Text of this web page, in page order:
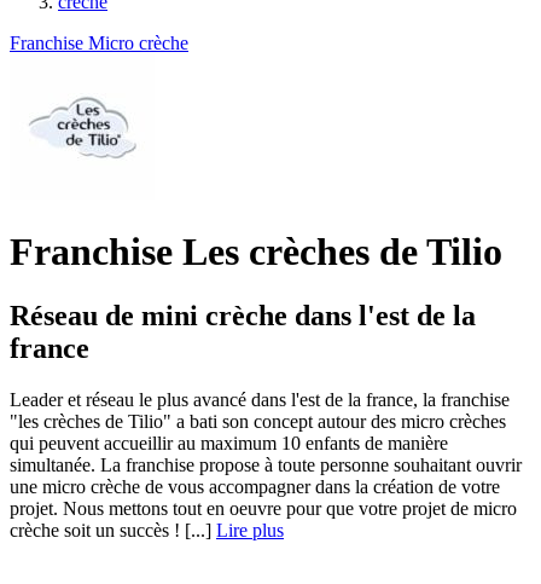
Franchise Micro crèche
Franchise Les crèches de Tilio
Réseau de mini crèche dans l'est de la
france
Leader et réseau le plus avancé dans l'est de la france, la franchise
"les crèches de Tilio" a bati son concept autour des micro crèches
qui peuvent accueillir au maximum 10 enfants de manière
simultanée. La franchise propose à toute personne souhaitant ouvrir
une micro crèche de vous accompagner dans la création de votre
projet. Nous mettons tout en oeuvre pour que votre projet de micro
crèche soit un succès ! [...] Lire plus